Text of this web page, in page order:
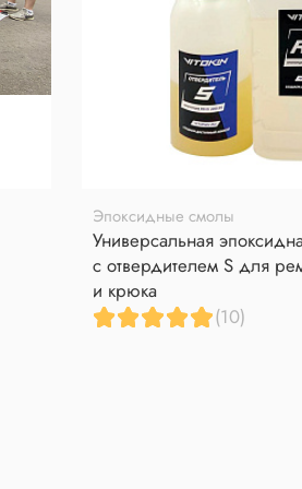
Эпоксидные смолы
Универсальная
с отвердителем S для
и крюка
(10)